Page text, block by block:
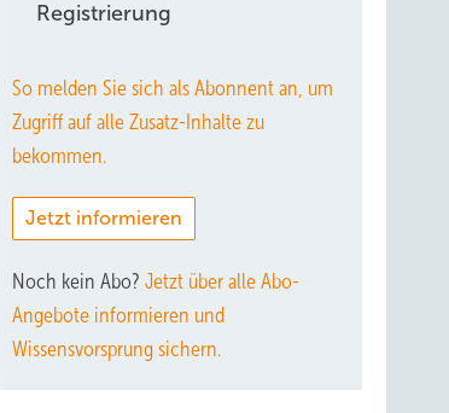
Registrierung
So melden Sie sich als Abonnent an, um
Zugriff auf alle Zusatz-Inhalte zu
bekommen.
Jetzt informieren
Noch kein Abo? Jetzt über alle Abo-
Angebote informieren und
Wissensvorsprung sichern.